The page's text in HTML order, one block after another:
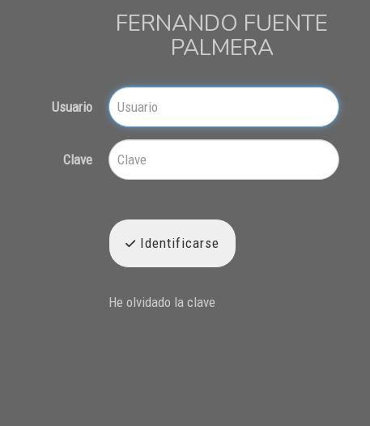
FERNANDO FUENTE
PALMERA
Usuario
Clave
Identificarse
He olvidado la clave